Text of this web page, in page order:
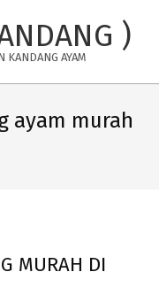
)
KANDANG AYAM
ayam murah
MURAH DI